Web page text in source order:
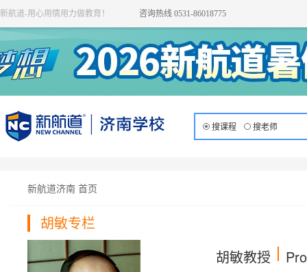
新航道-用心用情用力做教育！ 咨询热线 0531-86018775
搜课程 搜老师
新航道济南 首页
胡敏专栏
胡敏教授